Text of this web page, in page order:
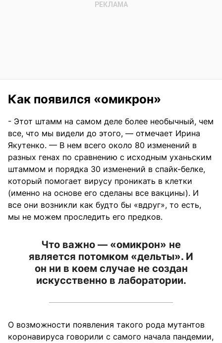
Как появился «омикрон»
- Этот штамм на самом деле более необычный, чем
все, что мы видели до этого, — отмечает Ирина
Якутенко. — В нем всего около 80 изменений в
разных генах по сравнению с исходным уханьским
штаммом и порядка 30 изменений в спайк-белке,
который помогает вирусу проникать в клетки
(именно на основе его сделаны все вакцины). И
все они возникли как будто бы «вдруг», то есть,
мы не можем проследить его предков.
Что важно — «омикрон» не
является потомком «дельты». И
он ни в коем случае не создан
искусственно в лаборатории.
О возможности появления такого рода мутантов
коронавируса говорили с самого начала пандемии,